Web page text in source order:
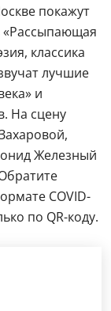
покажут
«Рассыпающая
классика
лучшие
и
На сцену
Железный
COVID-
по QR-коду.